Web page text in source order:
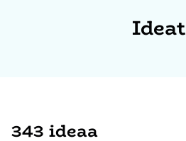
Ideat
343 ideaa